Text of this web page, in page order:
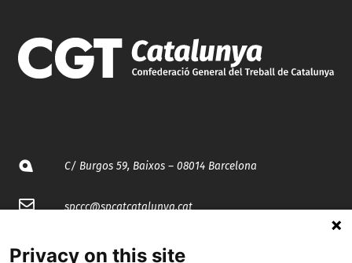
C/ Burgos 59, Baixos – 08014 Barcelona
spccc@spcgtcatalunya.cat
Privacy on this site